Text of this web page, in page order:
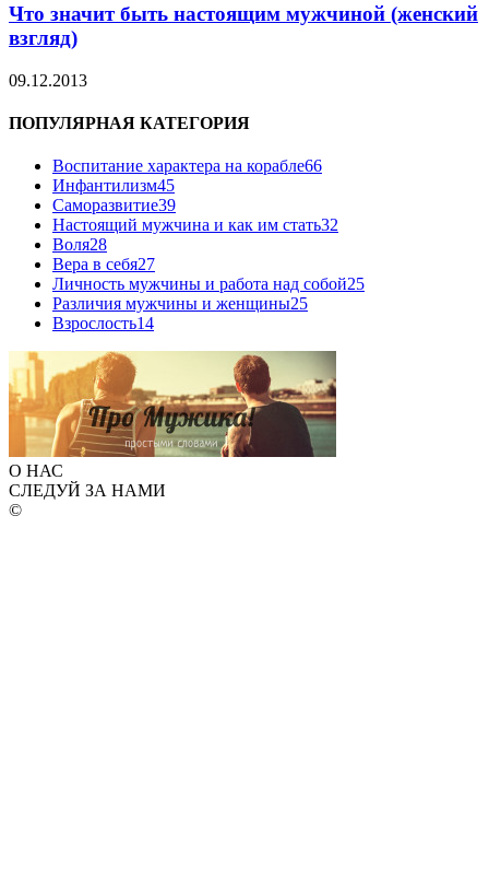
Что значит быть настоящим мужчиной (женский
взгляд)
09.12.2013
ПОПУЛЯРНАЯ КАТЕГОРИЯ
Воспитание характера на корабле66
Инфантилизм45
Саморазвитие39
Настоящий мужчина и как им стать32
Воля28
Вера в себя27
Личность мужчины и работа над собой25
Различия мужчины и женщины25
Взрослость14
О НАС
СЛЕДУЙ ЗА НАМИ
©